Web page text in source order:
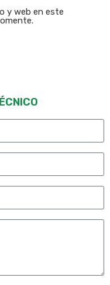
y web en este